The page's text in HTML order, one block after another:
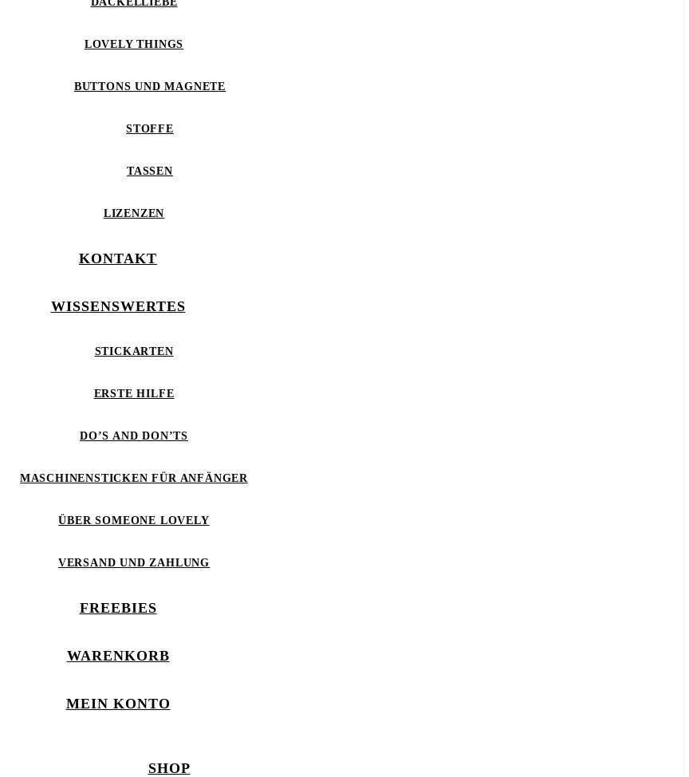
LOVELY THINGS
BUTTONS UND MAGNETE
STOFFE
TASSEN
LIZENZEN
KONTAKT
WISSENSWERTES
STICKARTEN
ERSTE HILFE
DO’S AND DON’TS
MASCHINENSTICKEN FÜR ANFÄNGER
ÜBER SOMEONE LOVELY
VERSAND UND ZAHLUNG
FREEBIES
WARENKORB
MEIN KONTO
SHOP